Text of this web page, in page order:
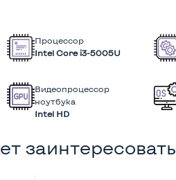
Процессор
Intel Core i3-5005U
Видеопроцессор
ноутбука
Intel HD
заинтересовать